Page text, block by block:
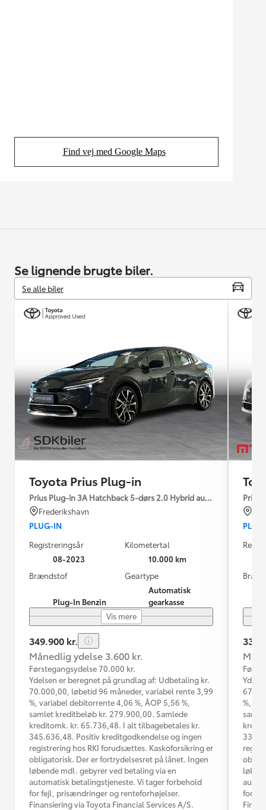
Find vej med Google Maps
(Opens in new tab)
Se lignende brugte biler.
Se alle biler
Toyota Prius Plug-in
Prius Plug-in 3A Hatchback 5-dørs 2.0 Hybrid aut. gear Elegant -
Frederikshavn
PLUG-IN
Registreringsår
08-2023
Kilometertal
10.000 km
Brændstof
Plug-In Benzin
Geartype
Automatisk
gearkasse
Vis mere
349.900 kr.
Månedlig ydelse 3.600 kr.
Førstegangsydelse 70.000 kr.
Ydelsen er beregnet på grundlag af: Udbetaling kr.
70.000,00, løbetid 96 måneder, variabel rente 3,99
%, variabel debitorrente 4,06 %, ÅOP 5,56 %,
samlet kreditbeløb kr. 279.900,00. Samlede
kreditomk. kr. 65.736,48. I alt tilbagebetales kr.
345.636,48. Positiv kreditgodkendelse og ingen
registrering hos RKI forudsættes. Kaskoforsikring er
obligatorisk. Der er fortrydelsesret på lånet. Ingen
løbende mdl. gebyrer ved betaling via en
automatisk betalingstjeneste. Vi tager forbehold
for fejl, prisændringer og renteforhøjelser.
Finansiering via Toyota Financial Services A/S.
Prius
%,
for